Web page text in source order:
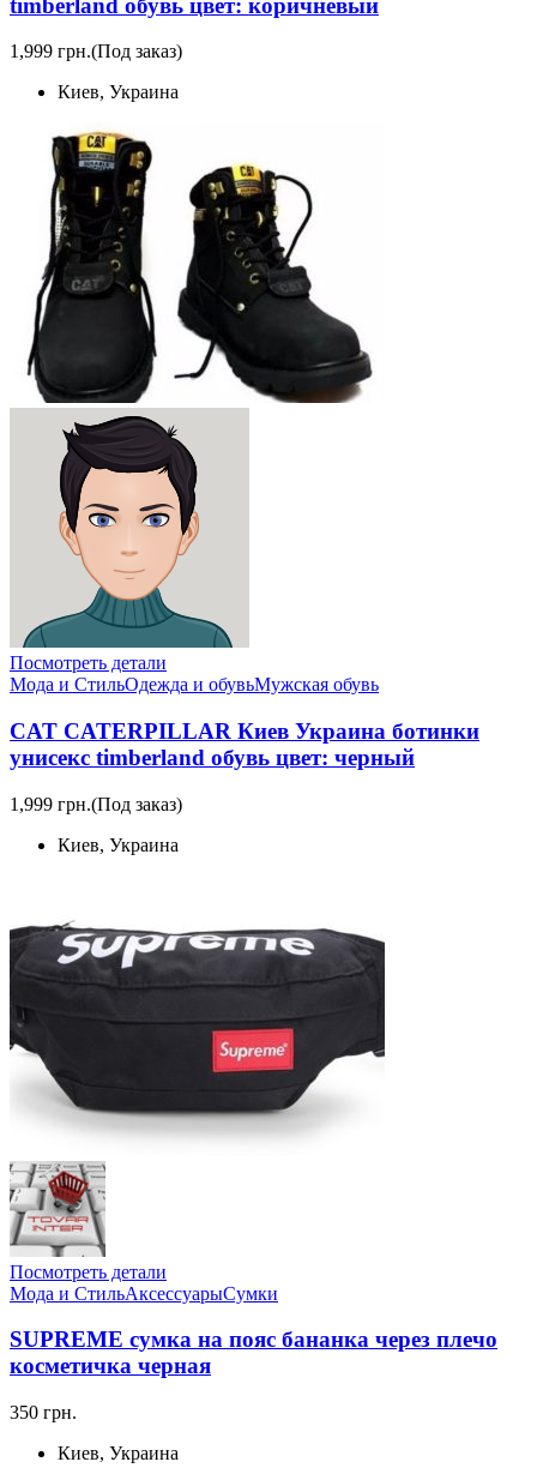
1,999 грн.(Под заказ)
Киев, Украина
Посмотреть детали
Мода и СтильОдежда и обувьМужская обувь
CAT CATERPILLAR Киев Украина ботинки
унисекс timberland обувь цвет: черный
1,999 грн.(Под заказ)
Киев, Украина
Посмотреть детали
Мода и СтильАксессуарыСумки
SUPREME сумка на пояс бананка через плечо
косметичка черная
350 грн.
Киев, Украина